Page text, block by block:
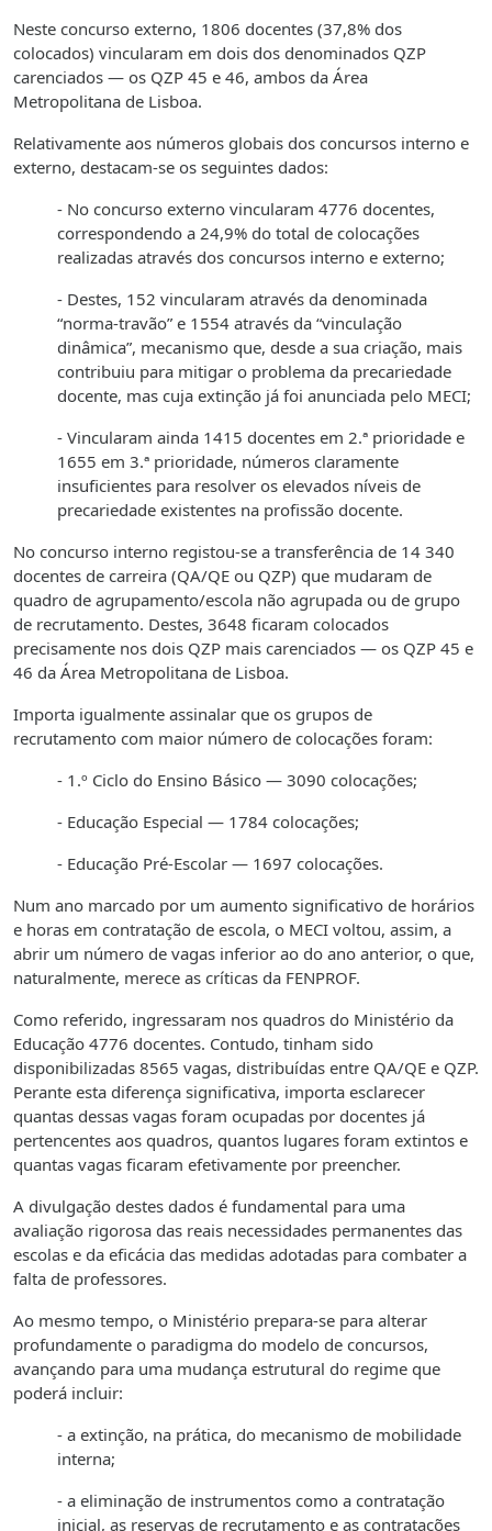
Neste concurso externo, 1806 docentes (37,8% dos
colocados) vincularam em dois dos denominados QZP
carenciados — os QZP 45 e 46, ambos da Área
Metropolitana de Lisboa.
Relativamente aos números globais dos concursos interno e
externo, destacam-se os seguintes dados:
- No concurso externo vincularam 4776 docentes,
correspondendo a 24,9% do total de colocações
realizadas através dos concursos interno e externo;
- Destes, 152 vincularam através da denominada
“norma-travão” e 1554 através da “vinculação
dinâmica”, mecanismo que, desde a sua criação, mais
contribuiu para mitigar o problema da precariedade
docente, mas cuja extinção já foi anunciada pelo MECI;
- Vincularam ainda 1415 docentes em 2.ª prioridade e
1655 em 3.ª prioridade, números claramente
insuficientes para resolver os elevados níveis de
precariedade existentes na profissão docente.
No concurso interno registou-se a transferência de 14 340
docentes de carreira (QA/QE ou QZP) que mudaram de
quadro de agrupamento/escola não agrupada ou de grupo
de recrutamento. Destes, 3648 ficaram colocados
precisamente nos dois QZP mais carenciados — os QZP 45 e
46 da Área Metropolitana de Lisboa.
Importa igualmente assinalar que os grupos de
recrutamento com maior número de colocações foram:
- 1.º Ciclo do Ensino Básico — 3090 colocações;
- Educação Especial — 1784 colocações;
- Educação Pré-Escolar — 1697 colocações.
Num ano marcado por um aumento significativo de horários
e horas em contratação de escola, o MECI voltou, assim, a
abrir um número de vagas inferior ao do ano anterior, o que,
naturalmente, merece as críticas da FENPROF.
Como referido, ingressaram nos quadros do Ministério da
Educação 4776 docentes. Contudo, tinham sido
disponibilizadas 8565 vagas, distribuídas entre QA/QE e QZP.
Perante esta diferença significativa, importa esclarecer
quantas dessas vagas foram ocupadas por docentes já
pertencentes aos quadros, quantos lugares foram extintos e
quantas vagas ficaram efetivamente por preencher.
A divulgação destes dados é fundamental para uma
avaliação rigorosa das reais necessidades permanentes das
escolas e da eficácia das medidas adotadas para combater a
falta de professores.
Ao mesmo tempo, o Ministério prepara-se para alterar
profundamente o paradigma do modelo de concursos,
avançando para uma mudança estrutural do regime que
poderá incluir:
- a extinção, na prática, do mecanismo de mobilidade
interna;
- a eliminação de instrumentos como a contratação
inicial, as reservas de recrutamento e as contratações